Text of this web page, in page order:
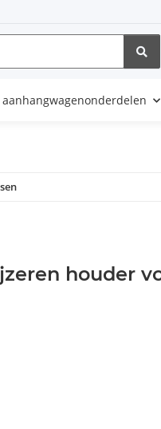
aanhangwagenonderdelen
houder